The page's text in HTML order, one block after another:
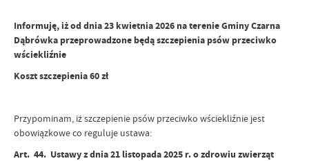
Informuję, iż od dnia 23 kwietnia 2026 na terenie Gminy Czarna
Dąbrówka przeprowadzone będą szczepienia psów przeciwko
wściekliźnie
Koszt szczepienia 60 zł
Przypominam, iż szczepienie psów przeciwko wściekliźnie jest
obowiązkowe co reguluje ustawa:
Art. 44. Ustawy z dnia 21 listopada 2025 r. o zdrowiu zwierząt